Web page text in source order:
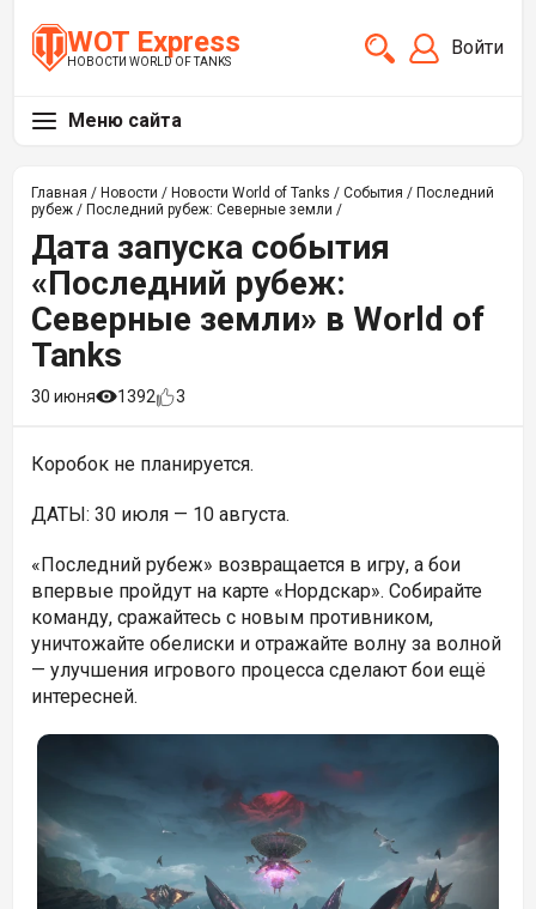
WOT Express
НОВОСТИ WORLD OF TANKS
Войти
Меню сайта
Главная / Новости / Новости World of Tanks / События / Последний
рубеж / Последний рубеж: Северные земли /
Дата запуска события
«Последний рубеж:
Северные земли» в World of
Tanks
30 июня 1392 3
Коробок не планируется.
ДАТЫ: 30 июля — 10 августа.
«Последний рубеж» возвращается в игру, а бои
впервые пройдут на карте «Нордскар». Собирайте
команду, сражайтесь с новым противником,
уничтожайте обелиски и отражайте волну за волной
— улучшения игрового процесса сделают бои ещё
интересней.